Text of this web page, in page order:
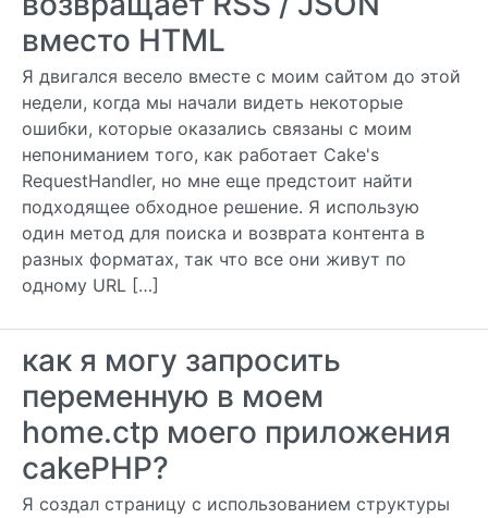
вместо HTML
Я двигался весело вместе с моим сайтом до этой
недели, когда мы начали видеть некоторые
ошибки, которые оказались связаны с моим
непониманием того, как работает Cake's
RequestHandler, но мне еще предстоит найти
подходящее обходное решение. Я использую
один метод для поиска и возврата контента в
разных форматах, так что все они живут по
одному URL […]
как я могу запросить
переменную в моем
home.ctp моего приложения
cakePHP?
Я создал страницу с использованием структуры